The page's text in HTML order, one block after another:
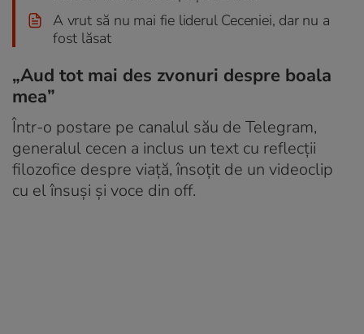
A vrut să nu mai fie liderul Ceceniei, dar nu a
fost lăsat
„Aud tot mai des zvonuri despre boala
mea”
Într-o postare pe canalul său de Telegram,
generalul cecen a inclus un text cu reflecții
filozofice despre viață, însoțit de un videoclip
cu el însuși și voce din off.